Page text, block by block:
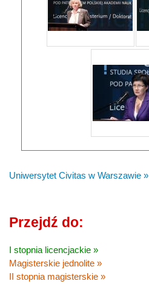
Uniwersytet Civitas w Warszawie »
Przejdź do:
I stopnia licencjackie »
Magisterskie jednolite »
II stopnia magisterskie »